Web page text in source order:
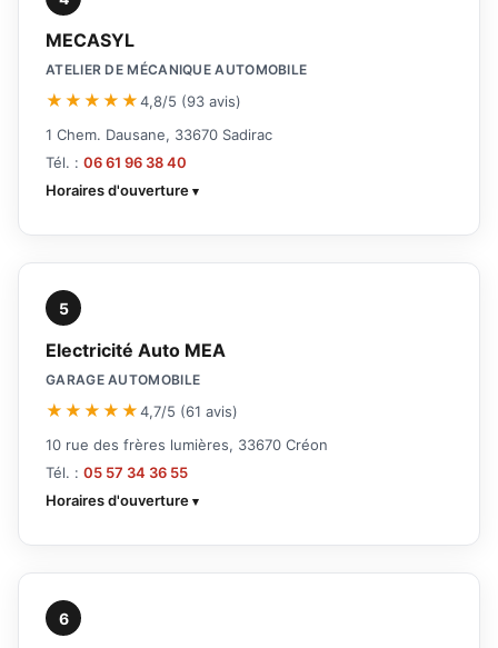
MECASYL
ATELIER DE MÉCANIQUE AUTOMOBILE
★★★★★4,8/5 (93 avis)
1 Chem. Dausane, 33670 Sadirac
Tél. : 06 61 96 38 40
Horaires d'ouverture
5
Electricité Auto MEA
GARAGE AUTOMOBILE
★★★★★4,7/5 (61 avis)
10 rue des frères lumières, 33670 Créon
Tél. : 05 57 34 36 55
Horaires d'ouverture
6